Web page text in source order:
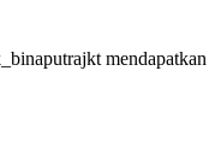
mendapatkan